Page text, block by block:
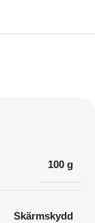
100 g
Skärmskydd